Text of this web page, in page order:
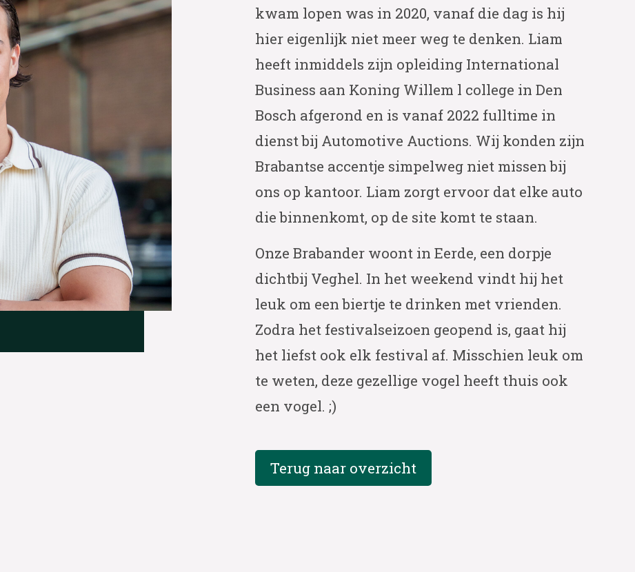
kwam lopen was in 2020, vanaf die dag is hij
hier eigenlijk niet meer weg te denken. Liam
heeft inmiddels zijn opleiding International
Business aan Koning Willem l college in Den
Bosch afgerond en is vanaf 2022 fulltime in
dienst bij Automotive Auctions. Wij konden zijn
Brabantse accentje simpelweg niet missen bij
ons op kantoor. Liam zorgt ervoor dat elke auto
die binnenkomt, op de site komt te staan.
Onze Brabander woont in Eerde, een dorpje
dichtbij Veghel. In het weekend vindt hij het
leuk om een biertje te drinken met vrienden.
Zodra het festivalseizoen geopend is, gaat hij
het liefst ook elk festival af. Misschien leuk om
te weten, deze gezellige vogel heeft thuis ook
een vogel. ;)
Terug naar overzicht